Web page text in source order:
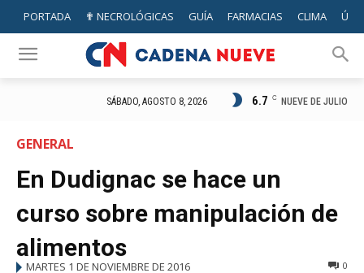
PORTADA ✟ NECROLÓGICAS GUÍA FARMACIAS CLIMA
SÁBADO, AGOSTO 8, 2026 6.7 C NUEVE DE JULIO
GENERAL
En Dudignac se hace un
curso sobre manipulación de
alimentos
MARTES 1 DE NOVIEMBRE DE 2016 0